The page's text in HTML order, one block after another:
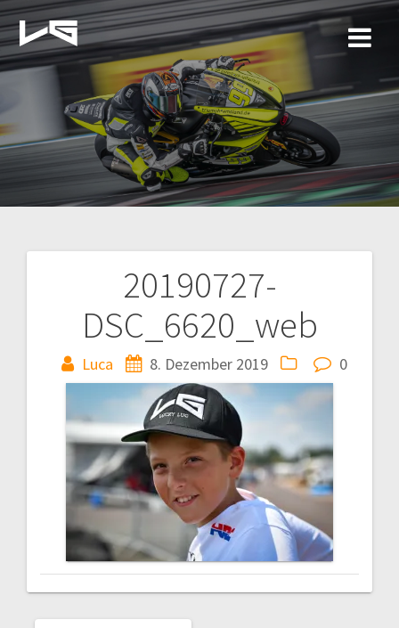
Zum
Inhalt
springen
20190727-
DSC_6620_web
Luca 8. Dezember 2019 0
Beitragsnavigation